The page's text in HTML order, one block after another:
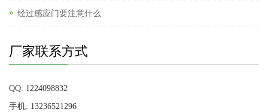
经过感应门要注意什么
厂家联系方式
QQ: 1224098832
手机: 13236521296